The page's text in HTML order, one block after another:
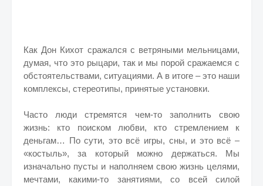
Как Дон Кихот сражался с ветряными мельницами,
думая, что это рыцари, так и мы порой сражаемся с
обстоятельствами, ситуациями. А в итоге – это наши
комплексы, стереотипы, принятые установки.
Часто люди стремятся чем-то заполнить свою
жизнь: кто поиском любви, кто стремлением к
деньгам… По сути, это всё игры, сны, и это всё –
«костыль», за который можно держаться. Мы
изначально пусты и наполняем свою жизнь целями,
мечтами, какими-то занятиями, со всей силой